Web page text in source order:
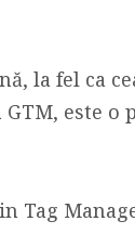
la fel ca
este o
Tag